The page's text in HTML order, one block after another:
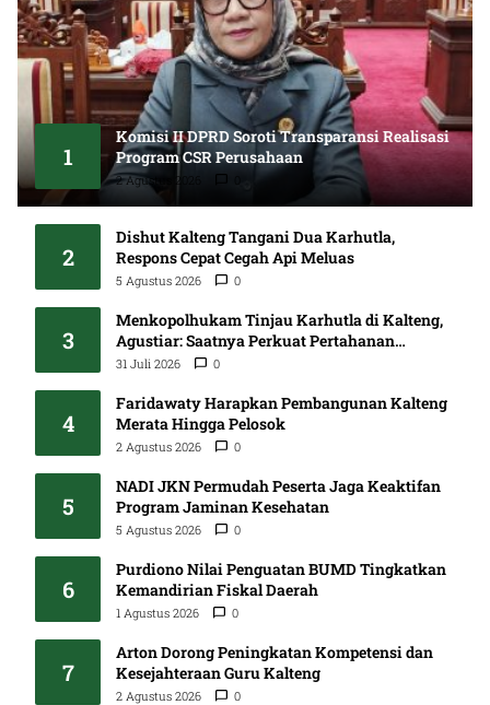
1
Komisi II DPRD Soroti Transparansi Realisasi
Program CSR Perusahaan
2 Agustus 2026
2
Dishut Kalteng Tangani Dua Karhutla,
Respons Cepat Cegah Api Meluas
5 Agustus 2026 0
3
Menkopolhukam Tinjau Karhutla di Kalteng,
Agustiar: Saatnya Perkuat Pertahanan
Sebelum Puncak Kemarau
31 Juli 2026 0
4
Faridawaty Harapkan Pembangunan Kalteng
Merata Hingga Pelosok
2 Agustus 2026 0
5
NADI JKN Permudah Peserta Jaga Keaktifan
Program Jaminan Kesehatan
5 Agustus 2026 0
6
Purdiono Nilai Penguatan BUMD Tingkatkan
Kemandirian Fiskal Daerah
1 Agustus 2026 0
7
Arton Dorong Peningkatan Kompetensi dan
Kesejahteraan Guru Kalteng
2 Agustus 2026 0